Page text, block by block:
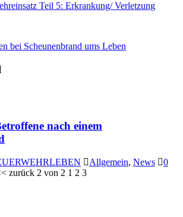
Teil 5: Erkrankung/ Verletzung
bei Scheunenbrand ums Leben
nach einem
Allgemein, News
0
zurück 2 von 2 1 2 3